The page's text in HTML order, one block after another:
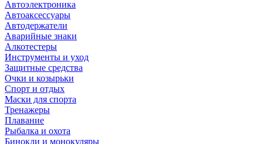
Автоэлектроника
Автоаксессуары
Автодержатели
Аварийные знаки
Алкотестеры
Инструменты и уход
Защитные средства
Очки и козырьки
Спорт и отдых
Маски для спорта
Тренажеры
Плавание
Рыбалка и охота
Бинокли и монокуляры